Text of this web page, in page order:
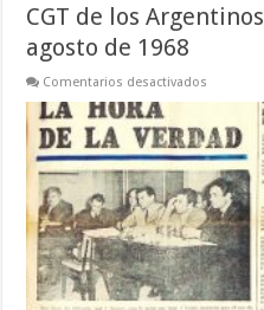
CGT de los
agosto de 1968
Comentarios desactivados
los
|
nº
17
–
22
de
agosto
de
1968